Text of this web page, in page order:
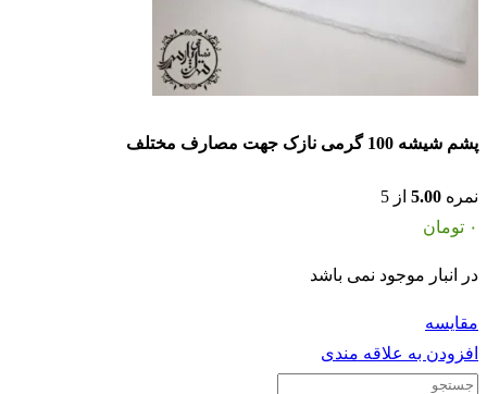
پشم شیشه 100 گرمی نازک جهت مصارف مختلف
نمره 5.00 از 5
۰ تومان
در انبار موجود نمی باشد
مقايسه
افزودن به علاقه مندی